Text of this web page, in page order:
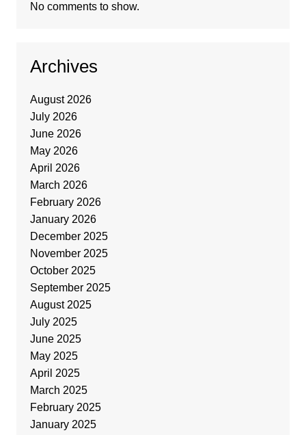
No comments to show.
Archives
August 2026
July 2026
June 2026
May 2026
April 2026
March 2026
February 2026
January 2026
December 2025
November 2025
October 2025
September 2025
August 2025
July 2025
June 2025
May 2025
April 2025
March 2025
February 2025
January 2025